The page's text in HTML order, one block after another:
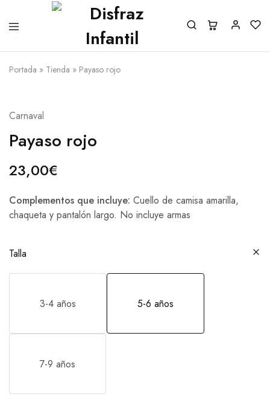
Portada » Tienda » Payaso rojo
Carnaval
Payaso rojo
23,00€
Complementos que incluye: Cuello de camisa amarilla,
chaqueta y pantalón largo. No incluye armas
Talla
3-4 años 5-6 años
7-9 años